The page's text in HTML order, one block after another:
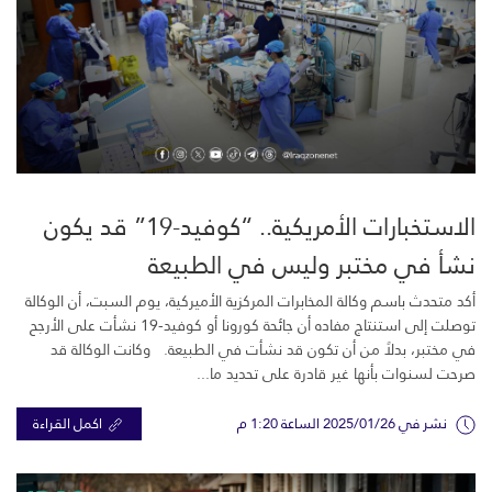
الاستخبارات الأمريكية.. “كوفيد-19” قد يكون
نشأ في مختبر وليس في الطبيعة
أكد متحدث باسم وكالة المخابرات المركزية الأميركية، يوم السبت، أن الوكالة
توصلت إلى استنتاج مفاده أن جائحة كورونا أو كوفيد-19 نشأت على الأرجح
في مختبر، بدلاً من أن تكون قد نشأت في الطبيعة. وكانت الوكالة قد
صرحت لسنوات بأنها غير قادرة على تحديد ما...
نشر في 2025/01/26 الساعة 1:20 م اكمل القراءة